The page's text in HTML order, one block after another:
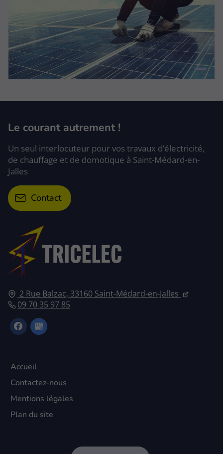
2 Rue Balzac, 33160 Saint-Médard-en-Jalles
09 70 35 97 85
Accueil
Contactez-nous
Mentions légales
Plan du site
Le courant autrement !
Un seul interlocuteur pour vos travaux d’électricité,
de chauffage et de domotique à Saint-Médard-en-
Jalles
Contact